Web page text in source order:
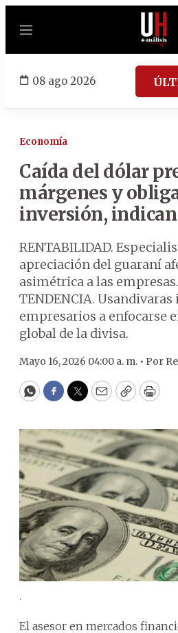
Menú
08 ago 2026
Economía
Caída del dólar
márgenes y
inversión, indican
RENTABILIDAD.
apreciación del guaraní
asimétrica a las empresas.
TENDENCIA. Usandivaras
empresarios a enfocarse
global de la divisa.
Mayo 16, 2026 04:00 a. m. • Por
WhatsApp
Facebook
Twitter
EmailCopyPrint
.
El asesor en mercados